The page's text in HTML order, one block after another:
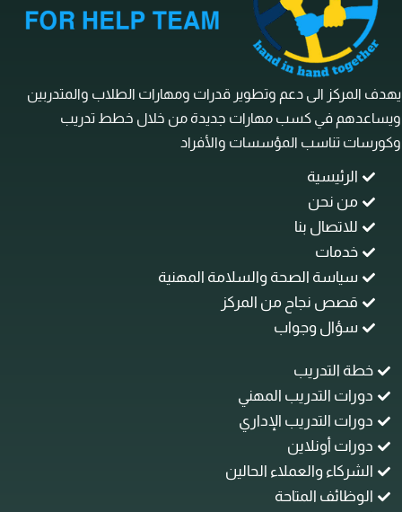
المركز الى دعم وتطوير قدرات ومهارات الطلاب والمتدربين
في كسب مهارات جديدة من خلال خطط تدريب
تناسب المؤسسات والأفراد
الرئيسية
من نحن
للاتصال بنا
خدمات
سياسة الصحة والسلامة المهنية
قصص نجاح من المركز
سؤال وجواب
خطة التدريب
دورات التدريب المهني
دورات التدريب الإداري
دورات أونلاين
الشركاء والعملاء الحالين
الوظائف المتاحة